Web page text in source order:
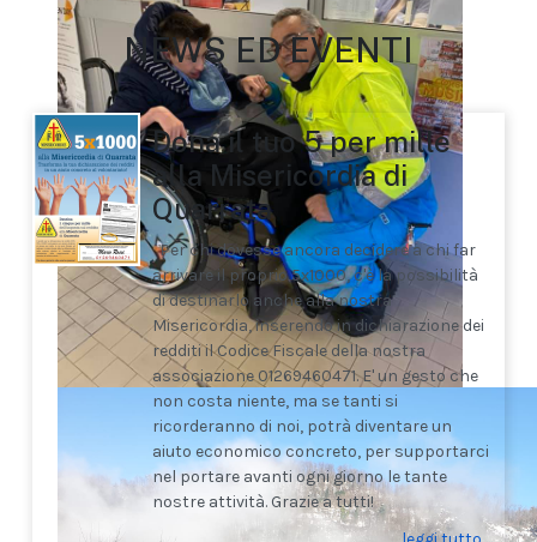
NEWS ED EVENTI
Dona il tuo 5 per mille
alla Misericordia di
Quarrata
Per chi dovesse ancora decidere a chi far
arrivare il proprio 5x1000, c'è la possibilità
di destinarlo anche alla nostra
Misericordia, inserendo in dichiarazione dei
redditi il Codice Fiscale della nostra
associazione 01269460471. E' un gesto che
non costa niente, ma se tanti si
ricorderanno di noi, potrà diventare un
aiuto economico concreto, per supportarci
nel portare avanti ogni giorno le tante
nostre attività. Grazie a tutti!